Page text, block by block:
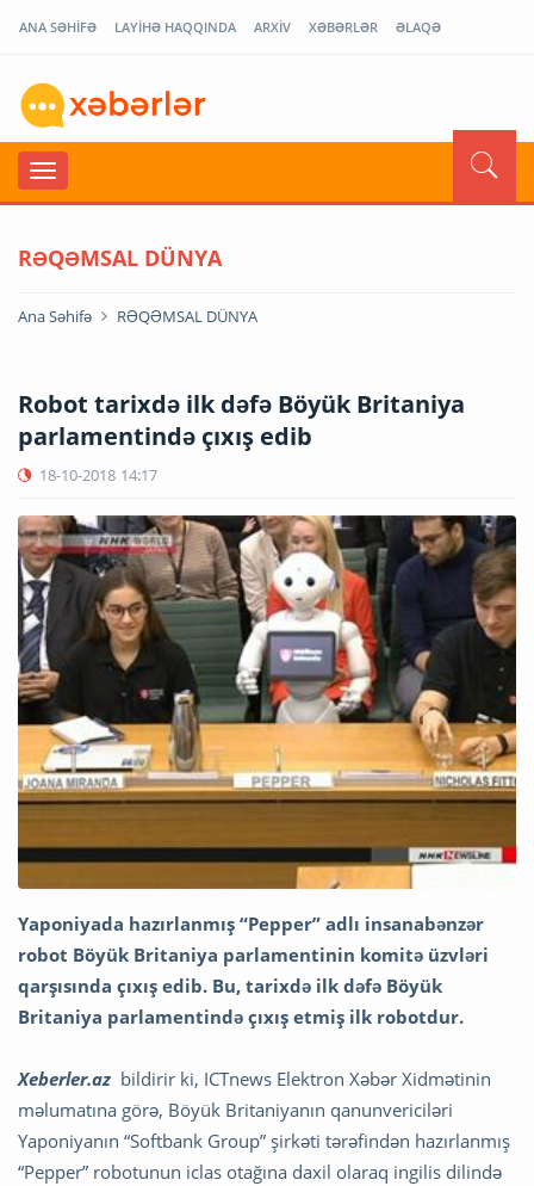
ANA SƏHİFƏ LAYİHƏ HAQQINDA ARXİV XƏBƏRLƏR ƏLAQƏ
RƏQƏMSAL DÜNYA
Ana Səhifə RƏQƏMSAL DÜNYA
Robot tarixdə ilk dəfə Böyük Britaniya
parlamentində çıxış edib
18-10-2018 14:17
Yaponiyada hazırlanmış “Pepper” adlı insanabənzər
robot Böyük Britaniya parlamentinin komitə üzvləri
qarşısında çıxış edib. Bu, tarixdə ilk dəfə Böyük
Britaniya parlamentində çıxış etmiş ilk robotdur.
Xeberler.az bildirir ki, ICTnews Elektron Xəbər Xidmətinin
məlumatına görə, Böyük Britaniyanın qanunvericiləri
Yaponiyanın “Softbank Group” şirkəti tərəfindən hazırlanmış
“Pepper” robotunun iclas otağına daxil olaraq ingilis dilində